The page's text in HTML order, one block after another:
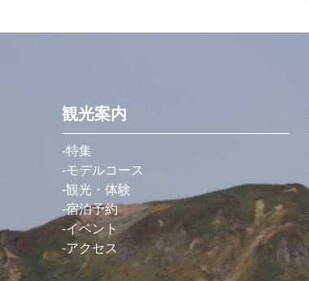
観光案内
特集
モデルコース
観光・体験
宿泊予約
イベント
アクセス